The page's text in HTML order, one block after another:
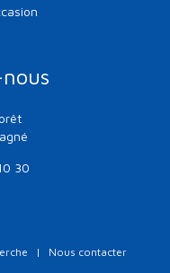
30
| Nous contacter